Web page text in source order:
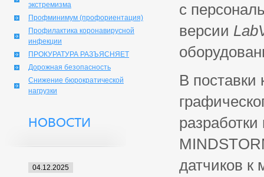
экстремизма
Профминимум (профориентация)
Профилактика коронавирусной
инфекции
ПРОКУРАТУРА РАЗЪЯСНЯЕТ
Дорожная безопасность
Снижение бюрократической
нагрузки
НОВОСТИ
04.12.2025
с
версии
В поставки
датчиков к